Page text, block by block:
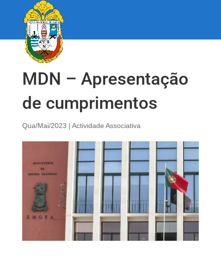
MDN – Apresentação
de cumprimentos
Qua/Mai/2023 | Actividade Associativa